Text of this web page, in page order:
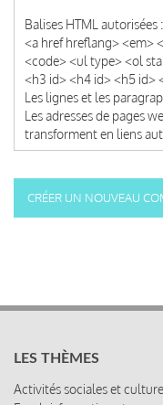
Balises HTML autorisées :
<a href hreflang> <em>
<code> <ul type> <ol
<h3 id> <h4 id> <h5 id>
Les lignes et les
Les adresses de pages
transforment en liens
LES THÈMES
Activités sociales et